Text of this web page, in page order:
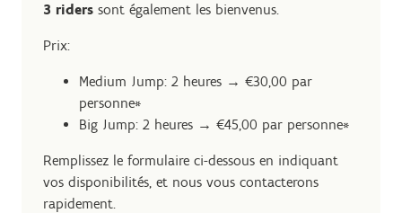
3 riders sont également les bienvenus.
Prix:
Medium Jump: 2 heures → €30,00 par
personne*
Big Jump: 2 heures → €45,00 par personne*
Remplissez le formulaire ci-dessous en indiquant
vos disponibilités, et nous vous contacterons
rapidement.